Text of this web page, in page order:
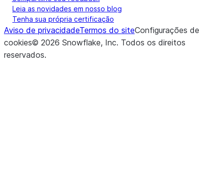
Leia as novidades em nosso blog
Tenha sua própria certificação
Aviso de privacidadeTermos do siteConfigurações de
cookies© 2026 Snowflake, Inc. Todos os direitos
reservados.